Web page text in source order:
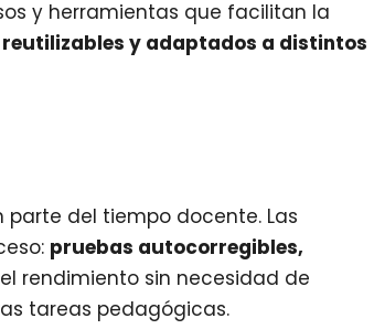
y herramientas que facilitan la
y adaptados a distintos
del tiempo docente. Las
pruebas autocorregibles,
rendimiento sin necesidad de
tareas pedagógicas.